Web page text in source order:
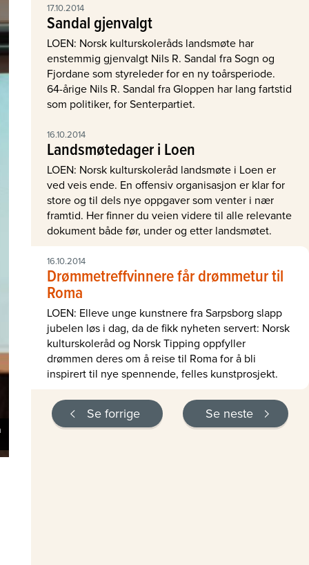
17.10.2014
Sandal gjenvalgt
LOEN: Norsk kulturskoleråds landsmøte har
enstemmig gjenvalgt Nils R. Sandal fra Sogn og
Fjordane som styreleder for en ny toårsperiode.
64-årige Nils R. Sandal fra Gloppen har lang fartstid
som politiker, for Senterpartiet.
16.10.2014
Landsmøtedager i Loen
LOEN: Norsk kulturskoleråd landsmøte i Loen er
ved veis ende. En offensiv organisasjon er klar for
store og til dels nye oppgaver som venter i nær
framtid. Her finner du veien videre til alle relevante
dokument både før, under og etter landsmøtet.
16.10.2014
Drømmetreffvinnere får drømmetur til
Roma
LOEN: Elleve unge kunstnere fra Sarpsborg slapp
jubelen løs i dag, da de fikk nyheten servert: Norsk
kulturskoleråd og Norsk Tipping oppfyller
drømmen deres om å reise til Roma for å bli
inspirert til nye spennende, felles kunstprosjekt.
Se forrige Se neste